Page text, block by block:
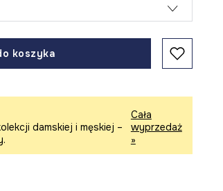
koszyka
damskiej i męskiej –
Cała
wyprzedaż
»